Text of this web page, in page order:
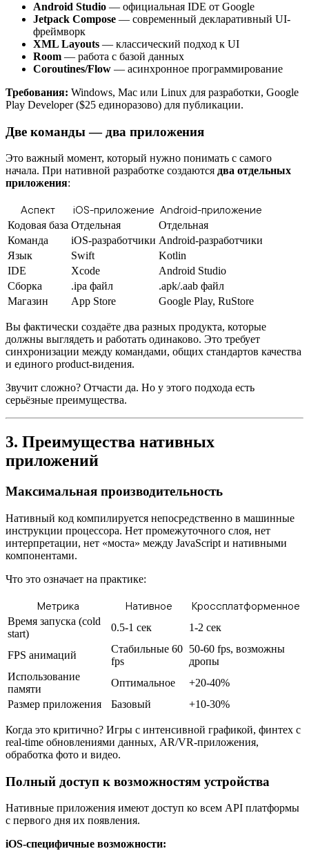
Android Studio — официальная IDE от Google
Jetpack Compose — современный декларативный UI-
фреймворк
XML Layouts — классический подход к UI
Room — работа с базой данных
Coroutines/Flow — асинхронное программирование
Требования: Windows, Mac или Linux для разработки, Google
Play Developer ($25 единоразово) для публикации.
Две команды — два приложения
Это важный момент, который нужно понимать с самого
начала. При нативной разработке создаются два отдельных
приложения:
Аспект iOS-приложение Android-приложение
Кодовая база Отдельная
Отдельная
Команда
iOS-разработчики Android-разработчики
Язык
Swift
Kotlin
IDE
Xcode
Android Studio
Сборка
.ipa файл
.apk/.aab файл
Магазин
App Store Google Play, RuStore
Вы фактически создаёте два разных продукта, которые
должны выглядеть и работать одинаково. Это требует
синхронизации между командами, общих стандартов качества
и единого product-видения.
Звучит сложно? Отчасти да. Но у этого подхода есть
серьёзные преимущества.
3. Преимущества нативных
приложений
Максимальная производительность
Нативный код компилируется непосредственно в машинные
инструкции процессора. Нет промежуточного слоя, нет
интерпретации, нет «моста» между JavaScript и нативными
компонентами.
Что это означает на практике:
Метрика Нативное Кроссплатформенное
Время запуска (cold
start)
0.5-1 сек 1-2 сек
FPS анимаций
Стабильные 60
fps
50-60 fps, возможны
дропы
Использование
памяти
Оптимальное
+20-40%
Размер приложения
Базовый +10-30%
Когда это критично? Игры с интенсивной графикой, финтех с
real-time обновлениями данных, AR/VR-приложения,
обработка фото и видео.
Полный доступ к возможностям устройства
Нативные приложения имеют доступ ко всем API платформы
с первого дня их появления.
iOS-специфичные возможности: